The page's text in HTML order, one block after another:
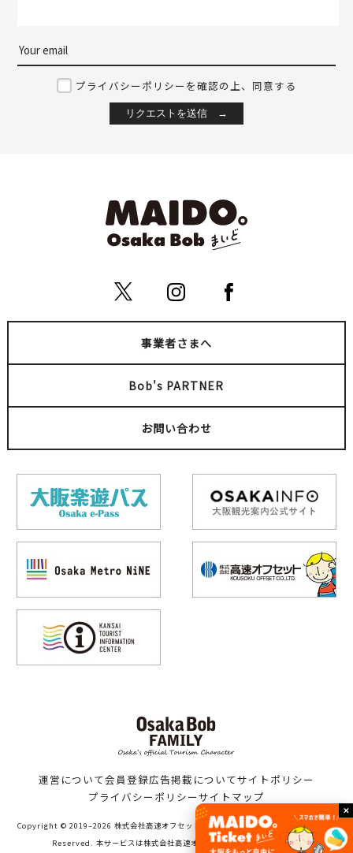
プライバシーポリシーを確認の上、同意する
事業者さまへ
Bob's PARTNER
お問い合わせ
運営について会員登録広告掲載についてサイトポリシー
プライバシーポリシーサイトマップ
Copyright © 2019–2026 株式会社高速オフセット（Bob family WORKS）All Rights
Reserved. 本サービスは株式会社高速オフセットが運営しています。